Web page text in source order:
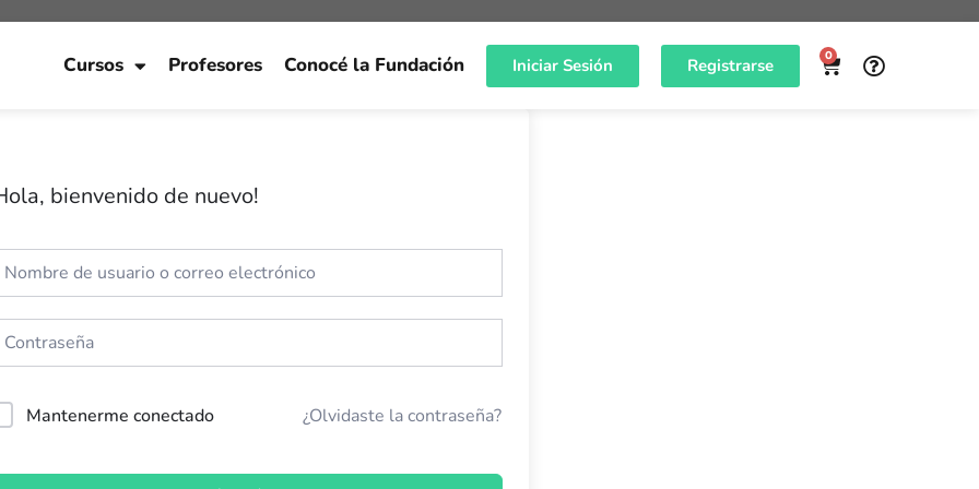
Cursos Profesores Conocé la Fundación Iniciar Sesión Registrarse 0
bienvenido de nuevo!
Mantenerme conectado ¿Olvidaste la contraseña?